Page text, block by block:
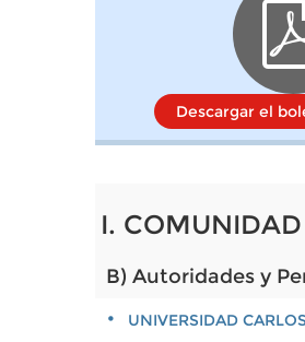
Descargar el
I.
B) Autoridades y
UNIVERSIDAD